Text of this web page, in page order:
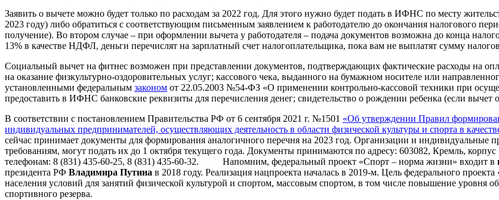
Заявить о вычете можно будет только по расходам за 2022 год. Для этого нужно будет подать в ИФНС по месту
2023 году) либо обратиться с соответствующим письменным заявлением к работодателю до окончания налогового
получение). Во втором случае – при оформлении вычета у работодателя – подача документов возможна до конца
13% в качестве НДФЛ, деньги перечислят на зарплатный счет налогоплательщика, пока вам не выплатят сумму
Социальный вычет на фитнес возможен при представлении документов, подтверждающих фактические расходы на
на оказание физкультурно-оздоровительных услуг; кассового чека, выданного на бумажном носителе или
установленными федеральным законом от 22.05.2003 №54-ФЗ «О применении контрольно-кассовой техники при
предоставить в ИФНС банковские реквизиты для перечисления денег; свидетельство о рождении ребенка (если вычет
В соответствии с постановлением Правительства РФ от 6 сентября 2021 г. №1501 «Об утверждении Правил
индивидуальных предпринимателей, осуществляющих деятельность в области физической культуры и спорта в
сейчас принимает документы для формирования аналогичного перечня на 2023 год. Организации и индивидуальные
требованиям, могут подать их до 1 октября текущего года. Документы принимаются по адресу: 603082, Кремль,
телефонам: 8 (831) 435-60-25, 8 (831) 435-60-32. Напомним, федеральный проект «Спорт – норма жизни» входит в
президента РФ Владимира Путина в 2018 году. Реализация нацпроекта началась в 2019-м. Цель федерального
населения условий для занятий физической культурой и спортом, массовым спортом, в том числе повышение уровня
спортивного резерва.